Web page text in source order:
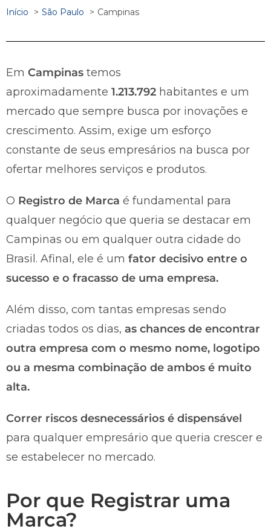
Início São Paulo Campinas
Em Campinas temos
aproximadamente 1.213.792 habitantes e um
mercado que sempre busca por inovações e
crescimento. Assim, exige um esforço
constante de seus empresários na busca por
ofertar melhores serviços e produtos.
O Registro de Marca é fundamental para
qualquer negócio que queria se destacar em
Campinas ou em qualquer outra cidade do
Brasil. Afinal, ele é um fator decisivo entre o
sucesso e o fracasso de uma empresa.
Além disso, com tantas empresas sendo
criadas todos os dias, as chances de encontrar
outra empresa com o mesmo nome, logotipo
ou a mesma combinação de ambos é muito
alta.
Correr riscos desnecessários é dispensável
para qualquer empresário que queria crescer e
se estabelecer no mercado.
Por que Registrar uma
Marca?